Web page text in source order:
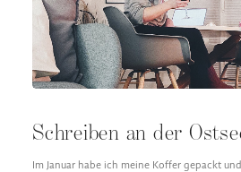
Schreiben an der
Im Januar habe ich meine Koffer gepackt